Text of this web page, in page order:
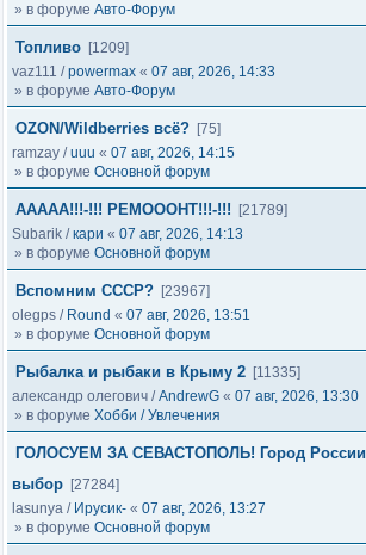
» в форуме Авто-Форум
Топливо [1209]
vaz111 /powermax « 07 авг, 2026, 14:33
» в форуме Авто-Форум
OZON/Wildberries всё? [75]
ramzay /uuu « 07 авг, 2026, 14:15
» в форуме Основной форум
ААААА!!!-!!! РЕМОООНТ!!!-!!!
[21789]
Subarik /кари « 07 авг, 2026, 14:13
» в форуме Основной форум
Вспомним СССР? [23967]
olegps / Round « 07 авг, 2026, 13:51
» в форуме Основной форум
Рыбалка и рыбаки в Крыму 2 [11335]
александр олегович /AndrewG « 07 авг, 2026, 13:30
» в форуме Хобби / Увлечения
ГОЛОСУЕМ ЗА СЕВАСТОПОЛЬ! Город
выбор [27284]
lasunya / Ирусик- « 07 авг, 2026, 13:27
» в форуме Основной форум